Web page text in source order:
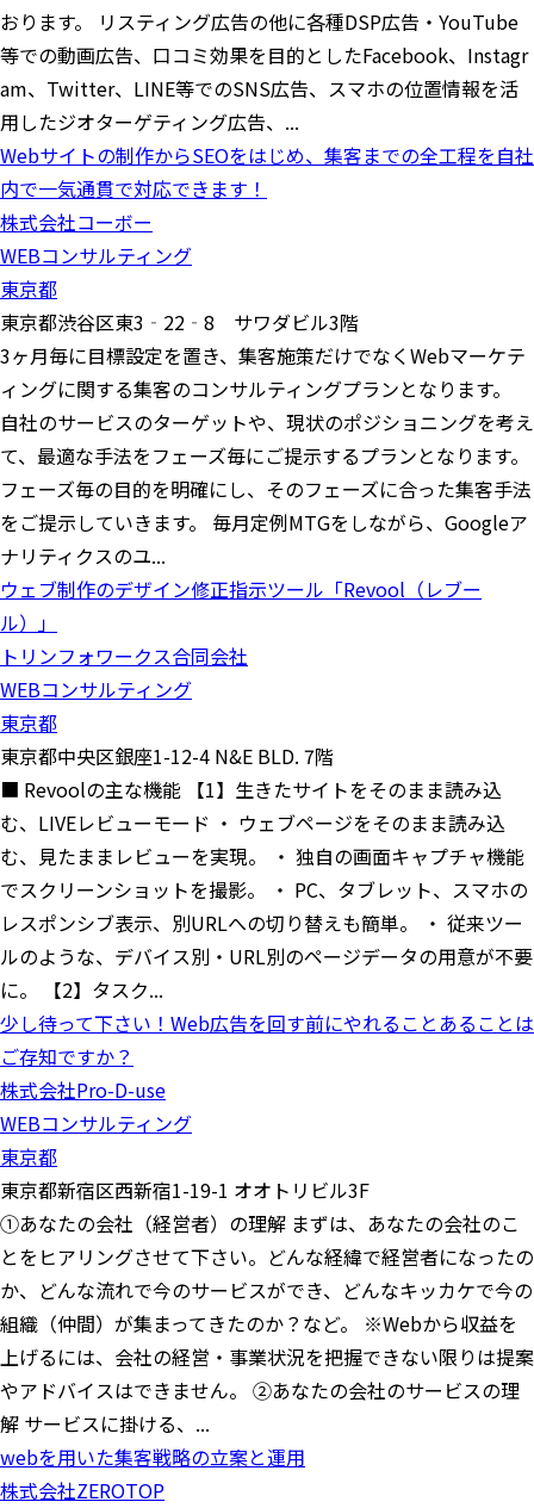
おります。 リスティング広告の他に各種DSP広告・YouTube
等での動画広告、口コミ効果を目的としたFacebook、Instagr
am、Twitter、LINE等でのSNS広告、スマホの位置情報を活
用したジオターゲティング広告、...
Webサイトの制作からSEOをはじめ、集客までの全工程を自社
内で一気通貫で対応できます！
株式会社コーボー
WEBコンサルティング
東京都
東京都渋谷区東3‐22‐8 サワダビル3階
3ヶ月毎に目標設定を置き、集客施策だけでなくWebマーケテ
ィングに関する集客のコンサルティングプランとなります。
自社のサービスのターゲットや、現状のポジショニングを考え
て、最適な手法をフェーズ毎にご提示するプランとなります。
フェーズ毎の目的を明確にし、そのフェーズに合った集客手法
をご提示していきます。 毎月定例MTGをしながら、Googleア
ナリティクスのユ...
ウェブ制作のデザイン修正指示ツール「Revool（レブー
ル）」
トリンフォワークス合同会社
WEBコンサルティング
東京都
東京都中央区銀座1-12-4 N&E BLD. 7階
■ Revoolの主な機能 【1】生きたサイトをそのまま読み込
む、LIVEレビューモード ・ ウェブページをそのまま読み込
む、見たままレビューを実現。 ・ 独自の画面キャプチャ機能
でスクリーンショットを撮影。 ・ PC、タブレット、スマホの
レスポンシブ表示、別URLへの切り替えも簡単。 ・ 従来ツー
ルのような、デバイス別・URL別のページデータの用意が不要
に。 【2】タスク...
少し待って下さい！Web広告を回す前にやれることあることは
ご存知ですか？
株式会社Pro-D-use
WEBコンサルティング
東京都
東京都新宿区西新宿1-19-1 オオトリビル3F
①あなたの会社（経営者）の理解 まずは、あなたの会社のこ
とをヒアリングさせて下さい。どんな経緯で経営者になったの
か、どんな流れで今のサービスができ、どんなキッカケで今の
組織（仲間）が集まってきたのか？など。 ※Webから収益を
上げるには、会社の経営・事業状況を把握できない限りは提案
やアドバイスはできません。 ②あなたの会社のサービスの理
解 サービスに掛ける、...
webを用いた集客戦略の立案と運用
株式会社ZEROTOP